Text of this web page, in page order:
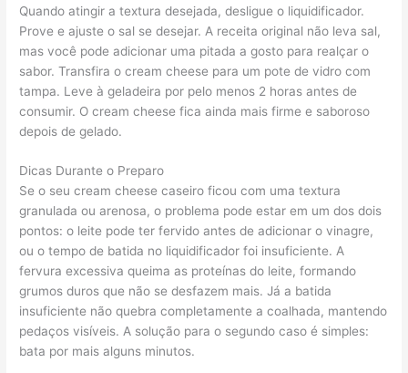
Quando atingir a textura desejada, desligue o liquidificador.
Prove e ajuste o sal se desejar. A receita original não leva sal,
mas você pode adicionar uma pitada a gosto para realçar o
sabor. Transfira o cream cheese para um pote de vidro com
tampa. Leve à geladeira por pelo menos 2 horas antes de
consumir. O cream cheese fica ainda mais firme e saboroso
depois de gelado.
Dicas Durante o Preparo
Se o seu cream cheese caseiro ficou com uma textura
granulada ou arenosa, o problema pode estar em um dos dois
pontos: o leite pode ter fervido antes de adicionar o vinagre,
ou o tempo de batida no liquidificador foi insuficiente. A
fervura excessiva queima as proteínas do leite, formando
grumos duros que não se desfazem mais. Já a batida
insuficiente não quebra completamente a coalhada, mantendo
pedaços visíveis. A solução para o segundo caso é simples:
bata por mais alguns minutos.